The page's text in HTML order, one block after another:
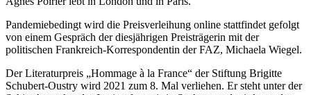
Pandemiebedingt wird die Preisverleihung online stattfindet gefolgt
von einem Gespräch der diesjährigen Preisträgerin mit der
politischen Frankreich-Korrespondentin der FAZ, Michaela Wiegel.
Der Literaturpreis „Hommage à la France“ der Stiftung Brigitte
Schubert-Oustry wird 2021 zum 8. Mal verliehen. Er steht unter der